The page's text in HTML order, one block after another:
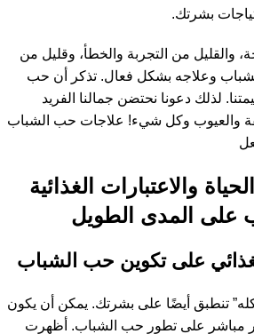
بشرتك.
والقليل من التجربة والخطأ، وقليل من
الشباب وعلاجه بشكل فعال. تذكر أن حب
لذلك دعونا نحتضن جمالنا الفريد
والعيوب وكل شيء! علاجات حب الشباب
والاعتبارات الغذائية
على المدى الطويل
تنطبق أيضًا على بشرتك. يمكن أن يكون
مباشر على تطور حب الشباب. أظهرت